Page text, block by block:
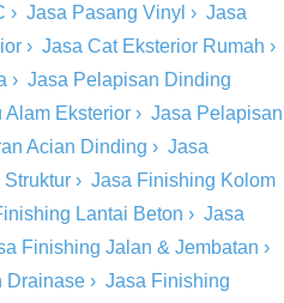
› Jasa Pasang Vinyl › Jasa
› Jasa Cat Eksterior Rumah ›
› Jasa Pelapisan Dinding
Alam Eksterior › Jasa Pelapisan
Acian Dinding › Jasa
› Jasa Finishing Kolom
Lantai Beton › Jasa
Finishing Jalan & Jembatan ›
Drainase › Jasa Finishing